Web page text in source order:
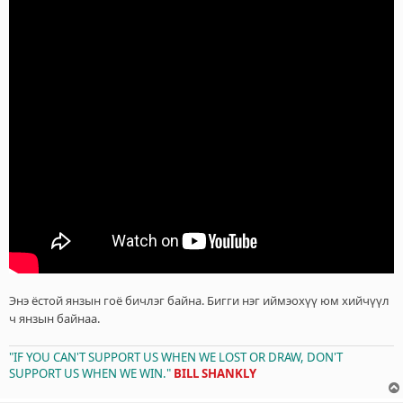
Энэ ёстой янзын гоё бичлэг байна. Бигги нэг иймэохүү юм хийчүүл
ч янзын байнаа.
"IF YOU CAN'T SUPPORT US WHEN WE LOST OR DRAW, DON'T
SUPPORT US WHEN WE WIN." BILL SHANKLY